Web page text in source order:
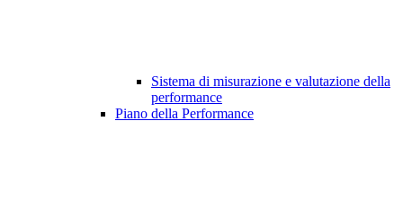
Sistema di misurazione e valutazione della
performance
Piano della Performance